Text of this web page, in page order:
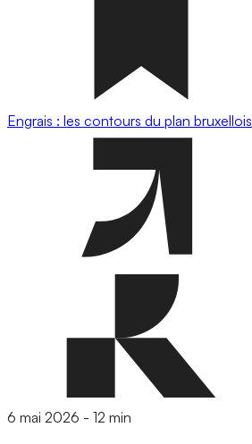
Engrais : les contours du plan bruxellois
6 mai 2026 - 12 min